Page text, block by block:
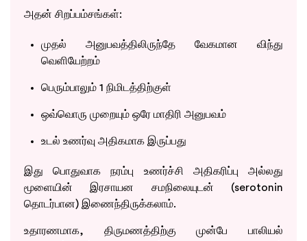
அதன் சிறப்பம்சங்கள்:
முதல் அனுபவத்திலிருந்தே வேகமான விந்து
வெளியேற்றம்
பெரும்பாலும் 1 நிமிடத்திற்குள்
ஒவ்வொரு முறையும் ஒரே மாதிரி அனுபவம்
உடல் உணர்வு அதிகமாக இருப்பது
இது பொதுவாக நரம்பு உணர்ச்சி அதிகரிப்பு அல்லது
மூளையின் இரசாயன சமநிலையுடன் (serotonin
தொடர்பான) இணைந்திருக்கலாம்.
உதாரணமாக, திருமணத்திற்கு முன்பே பாலியல்